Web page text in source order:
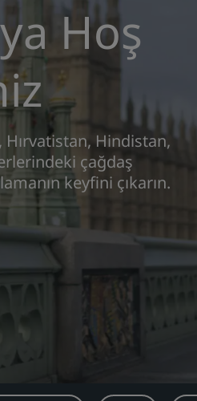
Hoş
Hindistan,
çağdaş
keyfini çıkarın.